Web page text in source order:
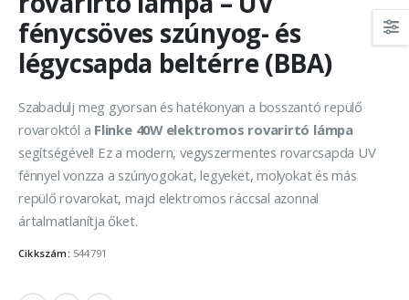
fénycsöves szúnyog- és
légycsapda beltérre (BBA)
Szabadulj meg gyorsan és hatékonyan a bosszantó repülő
rovaroktól a Flinke 40W elektromos rovarirtó lámpa
segítségével! Ez a modern, vegyszermentes rovarcsapda UV
fénnyel vonzza a szúnyogokat, legyeket, molyokat és más
repülő rovarokat, majd elektromos ráccsal azonnal
ártalmatlanítja őket.
Cikkszám: 544791